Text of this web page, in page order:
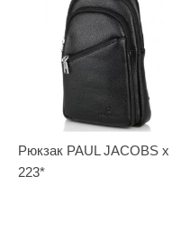
Рюкзак PAUL JACOBS x
223*